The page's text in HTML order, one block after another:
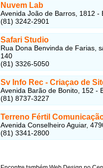
Nuvem Lab
Avenida João de Barros, 1812 -
(81) 3242-2901
Safari Studio
Rua Dona Benvinda de Farias,
140
(81) 3326-5050
Sv Info Rec - Criaçao de
Avenida Barão de Bonito, 152 -
(81) 8737-3227
Terreno Fértil
Avenida Conselheiro Aguiar,
(81) 3341-2800